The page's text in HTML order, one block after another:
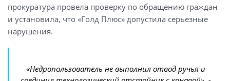
прокуратура провела проверку по обращению граждан
и установила, что «Голд Плюс» допустила серьезные
нарушения.
«Недропользователь не выполнил отвод ручья и